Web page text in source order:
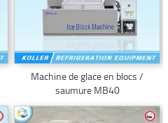
Machine de glace en blocs /
saumure MB40